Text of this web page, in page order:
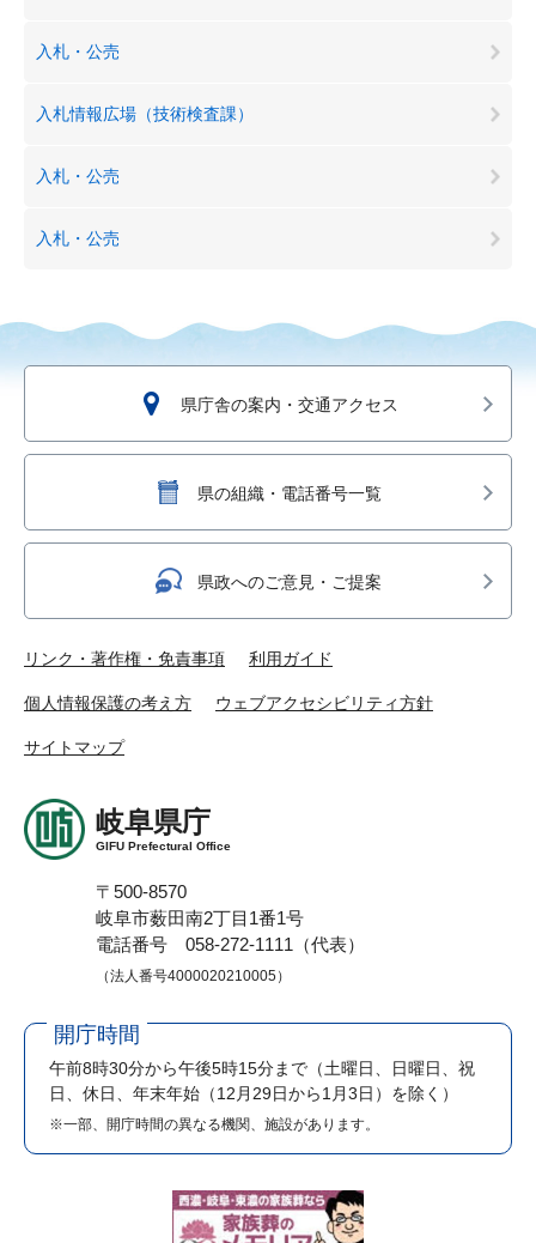
入札・公売
入札情報広場（技術検査課）
入札・公売
入札・公売
県庁舎の案内・交通アクセス
県の組織・電話番号一覧
県政へのご意見・ご提案
リンク・著作権・免責事項 利用ガイド
個人情報保護の考え方 ウェブアクセシビリティ方針
サイトマップ
岐阜県庁
GIFU Prefectural Office
〒500-8570
岐阜市薮田南2丁目1番1号
電話番号 058-272-1111（代表）
（法人番号4000020210005）
開庁時間
午前8時30分から午後5時15分まで （土曜日、日曜日、祝
日、休日、年末年始（12月29日から1月3日）を除く）
※一部、開庁時間の異なる機関、施設があります。